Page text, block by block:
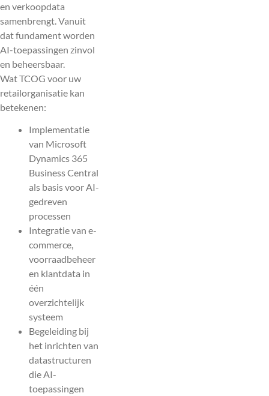
en verkoopdata
samenbrengt. Vanuit
dat fundament worden
AI-toepassingen zinvol
en beheersbaar.
Wat TCOG voor uw
retailorganisatie kan
betekenen:
Implementatie
van Microsoft
Dynamics 365
Business Central
als basis voor AI-
gedreven
processen
Integratie van e-
commerce,
voorraadbeheer
en klantdata in
één
overzichtelijk
systeem
Begeleiding bij
het inrichten van
datastructuren
die AI-
toepassingen